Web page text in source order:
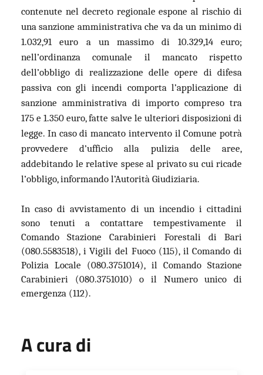
contenute nel decreto regionale espone al rischio di
una sanzione amministrativa che va da un minimo di
1.032,91 euro a un massimo di 10.329,14 euro;
nell’ordinanza comunale il mancato rispetto
dell’obbligo di realizzazione delle opere di difesa
passiva con gli incendi comporta l’applicazione di
sanzione amministrativa di importo compreso tra
175 e 1.350 euro, fatte salve le ulteriori disposizioni di
legge. In caso di mancato intervento il Comune potrà
provvedere d’ufficio alla pulizia delle aree,
addebitando le relative spese al privato su cui ricade
l’obbligo, informando l’Autorità Giudiziaria.
In caso di avvistamento di un incendio i cittadini
sono tenuti a contattare tempestivamente il
Comando Stazione Carabinieri Forestali di Bari
(080.5583518), i Vigili del Fuoco (115), il Comando di
Polizia Locale (080.3751014), il Comando Stazione
Carabinieri (080.3751010) o il Numero unico di
emergenza (112).
A cura di